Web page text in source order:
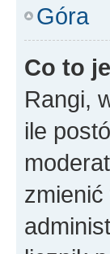
Góra
Co to
Rangi,
ile